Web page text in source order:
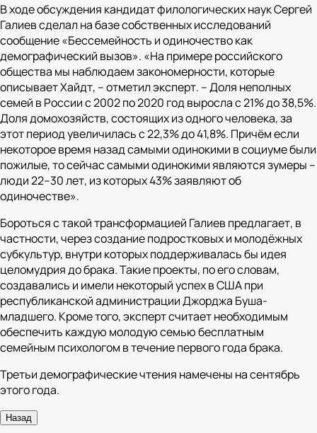
В ходе обсуждения кандидат филологических наук Сергей
Галиев сделал на базе собственных исследований
сообщение «Бессемейность и одиночество как
демографический вызов». «На примере российского
общества мы наблюдаем закономерности, которые
описывает Хайдт, – отметил эксперт. –Доля неполных
семей в России с 2002 по 2020 год выросла с 21% до 38,5%.
Доля домохозяйств, состоящих из одного человека, за
этот период увеличилась с 22,3% до 41,8%. Причём если
некоторое время назад самыми одинокими в социуме были
пожилые, то сейчас самыми одинокими являются зумеры –
люди 22–30 лет, из которых 43% заявляют об
одиночестве».
Бороться с такой трансформацией Галиев предлагает, в
частности, через создание подростковых и молодёжных
субкультур, внутри которых поддерживалась бы идея
целомудрия до брака. Такие проекты, по его словам,
создавались и имели некоторый успех в США при
республиканской администрации Джорджа Буша-
младшего. Кроме того, эксперт считает необходимым
обеспечить каждую молодую семью бесплатным
семейным психологом в течение первого года брака.
Третьи демографические чтения намечены на сентябрь
этого года.
Назад